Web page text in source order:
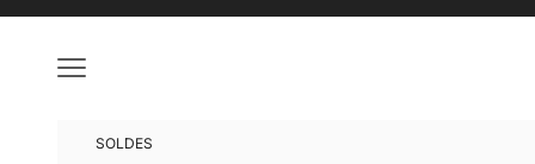
Menu
SOLDES